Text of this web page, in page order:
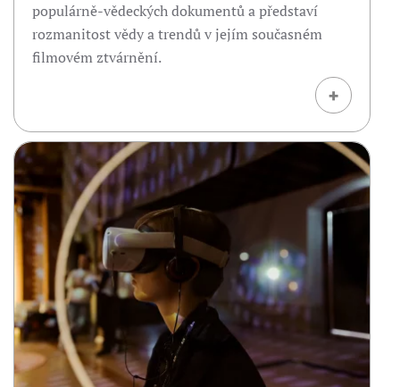
populárně-vědeckých dokumentů a představí
rozmanitost vědy a trendů v jejím současném
filmovém ztvárnění.
+